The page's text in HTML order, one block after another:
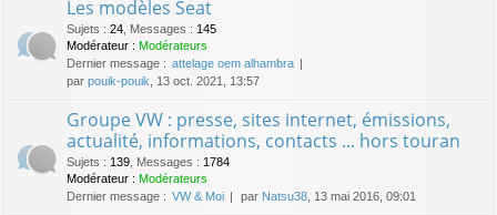
Les modèles Seat
Sujets : 24 Messages : 145
Modérateur : Modérateurs
Dernier message : attelage oem alhambra
par pouik-pouik , 13 oct. 2021, 13:57
Groupe VW : presse, sites internet, émissions,
actualité, informations, contacts ... hors touran
Sujets : 139 Messages : 1784
Modérateur : Modérateurs
Dernier message : VW & Moi par Natsu38 , 13 mai 2016, 09:01